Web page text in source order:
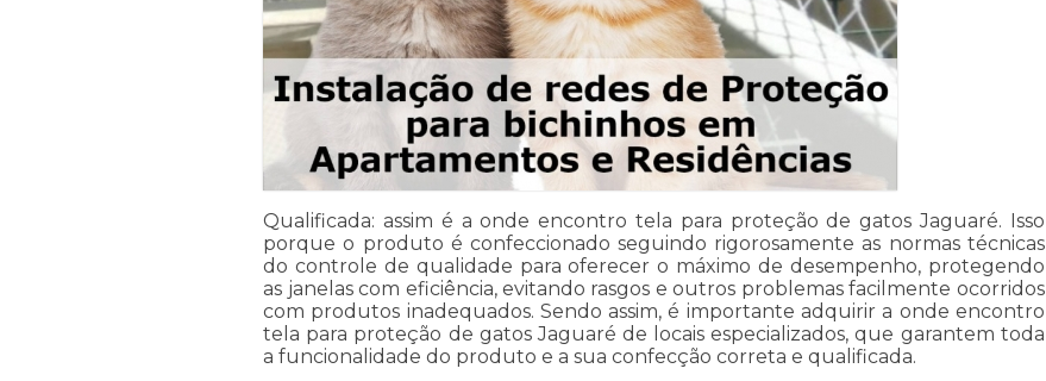
Qualificada: assim é a onde encontro tela para proteção de gatos Jaguaré. Isso
porque o produto é confeccionado seguindo rigorosamente as normas técnicas
do controle de qualidade para oferecer o máximo de desempenho, protegendo
as janelas com eficiência, evitando rasgos e outros problemas facilmente ocorridos
com produtos inadequados. Sendo assim, é importante adquirir a onde encontro
tela para proteção de gatos Jaguaré de locais especializados, que garantem toda
a funcionalidade do produto e a sua confecção correta e qualificada.